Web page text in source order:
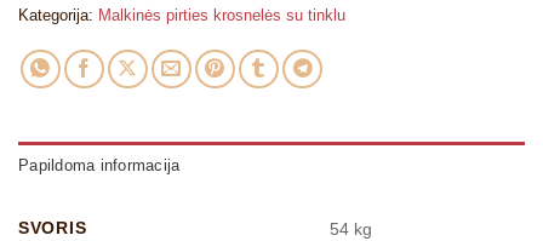
Kategorija: Malkinės pirties krosnelės su tinklu
Papildoma informacija
SVORIS 54 kg